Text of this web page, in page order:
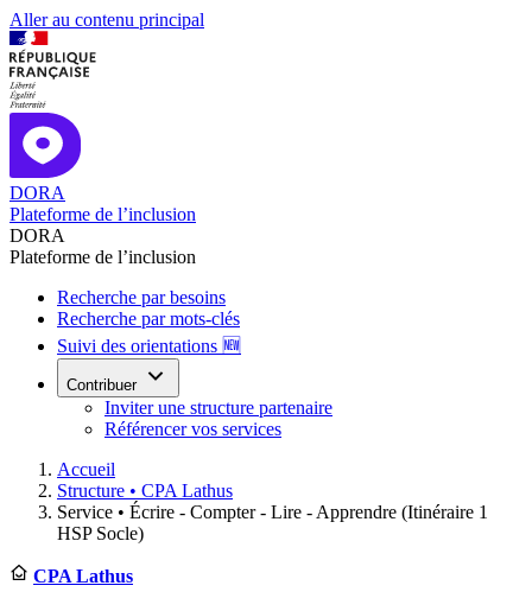
Aller au contenu principal
DORA
Plateforme de l’inclusion
DORA
Plateforme de l’inclusion
Recherche par besoins
Recherche par mots-clés
Suivi des orientations 🆕
Contribuer
Inviter une structure partenaire
Référencer vos services
Accueil
Structure • CPA Lathus
Service • Écrire - Compter - Lire - Apprendre (Itinéraire 1
HSP Socle)
CPA Lathus